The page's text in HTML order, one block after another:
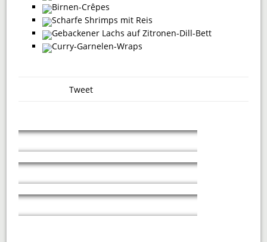
Birnen-Crêpes
Scharfe Shrimps mit Reis
Gebackener Lachs auf Zitronen-Dill-Bett
Curry-Garnelen-Wraps
Tweet